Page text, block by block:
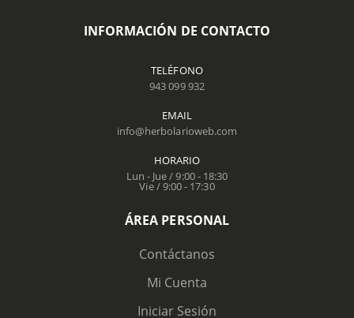
INFORMACIÓN DE CONTACTO
TELÉFONO
943 099 932
EMAIL
info@herbolarioweb.com
HORARIO
Lun - Jue / 9:00 - 18:30
Vie / 9:00 - 17:30
ÁREA PERSONAL
Contáctanos
Mi Cuenta
Iniciar Sesión